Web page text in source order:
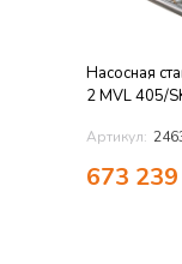
Насосная
2 MVL 405/
Артикул:
673 239